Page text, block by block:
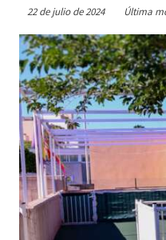
22 de julio de 2024 Última